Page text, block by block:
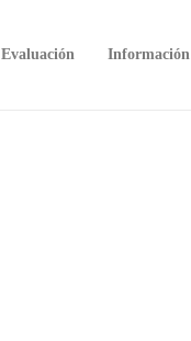
Evaluación Información